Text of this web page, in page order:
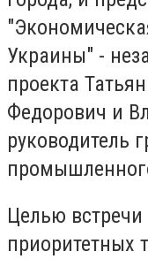
Украины" -
проекта
Федорович и
руководитель
Целью
приоритетных